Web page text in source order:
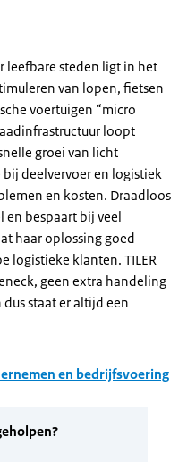
leefbare steden ligt in het
van lopen, fietsen
voertuigen “micro
loopt
groei van licht
deelvervoer en logistiek
en kosten. Draadloos
en bespaart bij veel
haar oplossing goed
logistieke klanten. TILER
geen extra handeling
staat er altijd een
en bedrijfsvoering